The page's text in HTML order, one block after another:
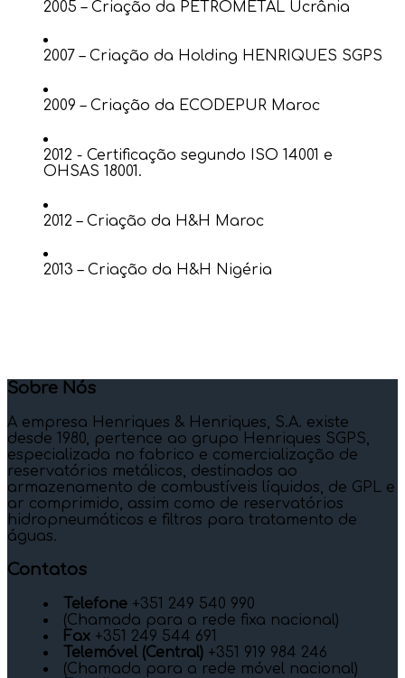
2005 – Criação da PETROMETAL Ucrânia
2007 – Criação da Holding HENRIQUES SGPS
2009 – Criação da ECODEPUR Maroc
2012 - Certificação segundo ISO 14001 e
OHSAS 18001.
2012 – Criação da H&H Maroc
2013 – Criação da H&H Nigéria
Sobre Nós
A empresa Henriques & Henriques, S.A. existe
desde 1980, pertence ao grupo Henriques SGPS,
especializada no fabrico e comercialização de
reservatórios metálicos, destinados ao
armazenamento de combustíveis líquidos, de GPL e
ar comprimido, assim como de reservatórios
hidropneumáticos e filtros para tratamento de
águas.
Contatos
Telefone +351 249 540 990
(Chamada para a rede fixa nacional)
Fax +351 249 544 691
Telemóvel (Central) +351 919 984 246
(Chamada para a rede móvel nacional)